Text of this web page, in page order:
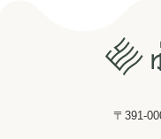
〒391-